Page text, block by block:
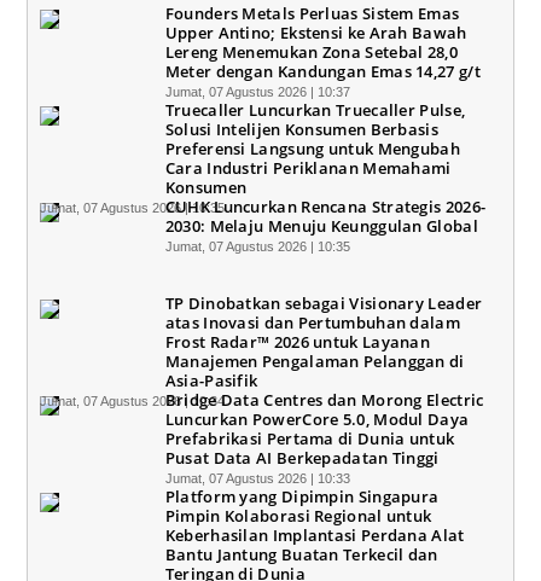
Founders Metals Perluas Sistem Emas
Upper Antino; Ekstensi ke Arah Bawah
Lereng Menemukan Zona Setebal 28,0
Meter dengan Kandungan Emas 14,27 g/t
Jumat, 07 Agustus 2026 | 10:37
Truecaller Luncurkan Truecaller Pulse,
Solusi Intelijen Konsumen Berbasis
Preferensi Langsung untuk Mengubah
Cara Industri Periklanan Memahami
Konsumen
Jumat, 07 Agustus 2026 | 10:35CUHK Luncurkan Rencana Strategis 2026-
2030: Melaju Menuju Keunggulan Global
Jumat, 07 Agustus 2026 | 10:35
TP Dinobatkan sebagai Visionary Leader
atas Inovasi dan Pertumbuhan dalam
Frost Radar™ 2026 untuk Layanan
Manajemen Pengalaman Pelanggan di
Asia-Pasifik
Jumat, 07 Agustus 2026 | 10:34Bridge Data Centres dan Morong Electric
Luncurkan PowerCore 5.0, Modul Daya
Prefabrikasi Pertama di Dunia untuk
Pusat Data AI Berkepadatan Tinggi
Jumat, 07 Agustus 2026 | 10:33
Platform yang Dipimpin Singapura
Pimpin Kolaborasi Regional untuk
Keberhasilan Implantasi Perdana Alat
Bantu Jantung Buatan Terkecil dan
Teringan di Dunia